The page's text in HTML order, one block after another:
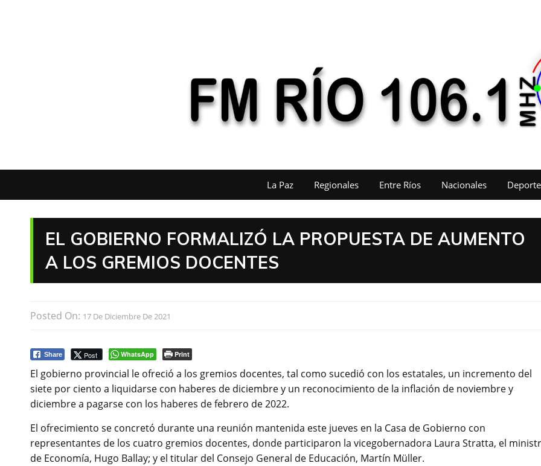
La Paz Regionales Entre Ríos Nacionales
EL GOBIERNO FORMALIZÓ LA PROPUESTA DE AUMENTO
A LOS GREMIOS DOCENTES
Posted On: 17 De Diciembre De 2021
Share Post WhatsApp Print
El gobierno provincial le ofreció a los gremios docentes, tal como sucedió con los estatales, un incremento del
siete por ciento a liquidarse con haberes de diciembre y un reconocimiento de la inflación de noviembre y
diciembre a pagarse con los haberes de febrero de 2022.
El ofrecimiento se concretó durante una reunión mantenida este jueves en la Casa de Gobierno con
representantes de los cuatro gremios docentes, donde participaron la vicegobernadora Laura Stratta, el
de Economía, Hugo Ballay; y el titular del Consejo General de Educación, Martín Müller.